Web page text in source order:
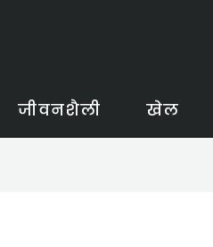
जीवनशैली खेल